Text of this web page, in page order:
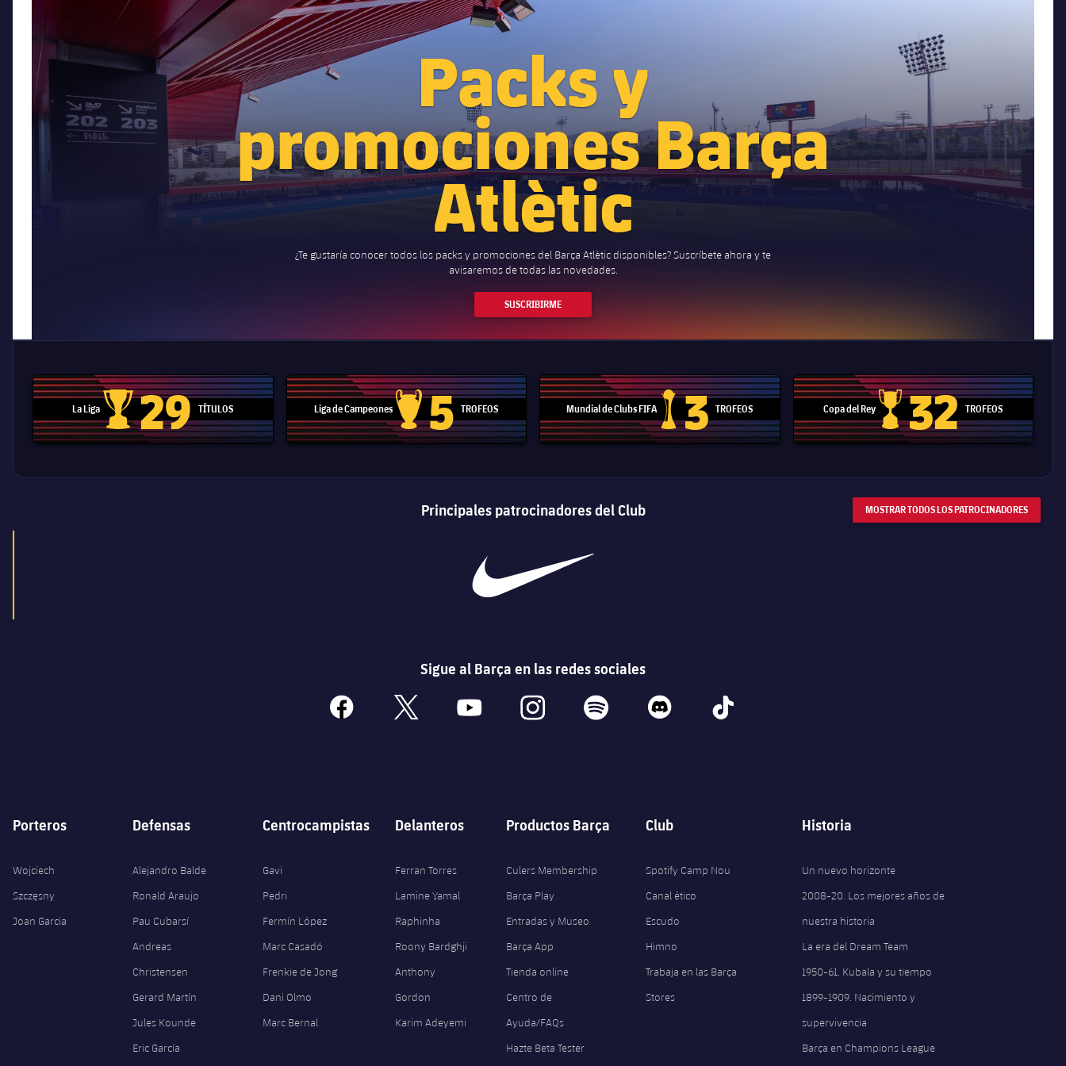
Packs y
promociones Barça
Atlètic
¿Te gustaría conocer todos los packs y promociones del Barça Atlètic disponibles? Suscríbete ahora y te
avisaremos de todas las novedades.
SUSCRIBIRME
La Liga
Trofeo de La Liga
29 TÍTULOS Liga de Campeones
Trofeo de la Liga de Campeones
5 TROFEOS Mundial de Clubs FIFA
Trofeo del Mundial de Clubes
3 TROFEOS Copa del Rey
Copa del Rey
32 TROFEOS
Principales patrocinadores del Club MOSTRAR TODOS LOS PATROCINADORES
Sigue al Barça en las redes sociales
facebook x youtube instagram spotify discord tiktok
Porteros
Wojciech
Szczęsny
Joan Garcia
Defensas
Alejandro Balde
Ronald Araujo
Pau Cubarsí
Andreas
Christensen
Gerard Martín
Jules Kounde
Eric García
Centrocampistas
Gavi
Pedri
Fermín López
Marc Casadó
Frenkie de Jong
Dani Olmo
Marc Bernal
Delanteros
Ferran Torres
Lamine Yamal
Raphinha
Roony Bardghji
Anthony
Gordon
Karim Adeyemi
Productos Barça
Culers Membership
Barça Play
Entradas y Museo
Barça App
Tienda online
Centro de
Ayuda/FAQs
Hazte Beta Tester
Club
Spotify Camp Nou
Canal ético
Escudo
Himno
Trabaja en las Barça
Stores
Historia
Un nuevo horizonte
2008-20. Los mejores años de
nuestra historia
La era del Dream Team
1950-61. Kubala y su tiempo
1899-1909. Nacimiento y
supervivencia
Barça en Champions League